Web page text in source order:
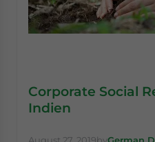
Corporate Social
Indien